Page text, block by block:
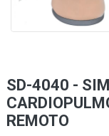
SD-4040 -
REMOTO